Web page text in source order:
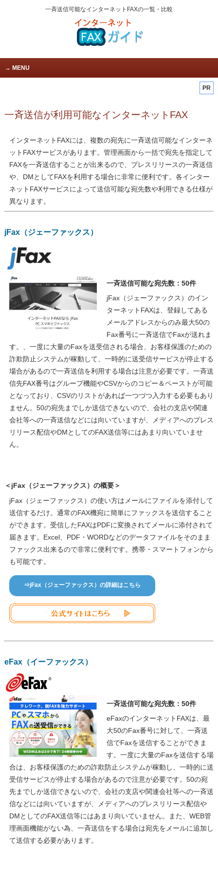
一斉送信可能なインターネットFAXの一覧・比較
MENU
PR
一斉送信が利用可能なインターネットFAX
インターネットFAXには、複数の宛先に一斉送信可能なインターネ
ットFAXサービスがあります。管理画面から一括で宛先を指定して
FAXを一斉送信することが出来るので、プレスリリースの一斉送信
や、DMとしてFAXを利用する場合に非常に便利です。各インター
ネットFAXサービスによって送信可能な宛先数や利用できる仕様が
異なります。
jFax（ジェーファックス）
一斉送信可能な宛先数：50件
jFax（ジェーファックス）のイン
ターネットFAXは、登録してある
メールアドレスからのみ最大50の
Fax番号に一斉送信でFaxが送れま
す。、一度に大量のFaxを送受信される場合、お客様保護のための
詐欺防止システムが稼動して、一時的に送受信サービスが停止する
場合があるので一斉送信を利用する場合は注意が必要です。一斉送
信先FAX番号はグループ機能やCSVからのコピー＆ペーストが可能
となっており、CSVのリストがあれば一つづつ入力する必要もあり
ません。50の宛先までしか送信できないので、会社の支店や関連
会社等への一斉送信などには向いていますが、メディアへのプレス
リリース配信やDMとしてのFAX送信等にはあまり向いていませ
ん。
＜jFax（ジェーファックス）の概要＞
jFax（ジェーファックス）の使い方はメールにファイルを添付して
送信するだけ。通常のFAX機宛に簡単にファックスを送信すること
ができます。受信したFAXはPDFに変換されてメールに添付されて
届きます。Excel、PDF・WORDなどのデータファイルをそのまま
ファックス出来るので非常に便利です。携帯・スマートフォンから
も可能です。
⇒jFax（ジェーファックス）の詳細はこちら
eFax（イーファックス）
一斉送信可能な宛先数：50件
eFaxのインターネットFAXは、最
大50のFax番号に対して、一斉送
信でFaxを送信することができま
す。一度に大量のFaxを送信する場
合は、お客様保護のための詐欺防止システムが稼動し、一時的に送
受信サービスが停止する場合があるので注意が必要です。50の宛
先までしか送信できないので、会社の支店や関連会社等への一斉送
信などには向いていますが、メディアへのプレスリリース配信や
DMとしてのFAX送信等にはあまり向いていません。また、WEB管
理画面機能がない為、一斉送信をする場合は宛先をメールに追加し
て送信する必要があります。